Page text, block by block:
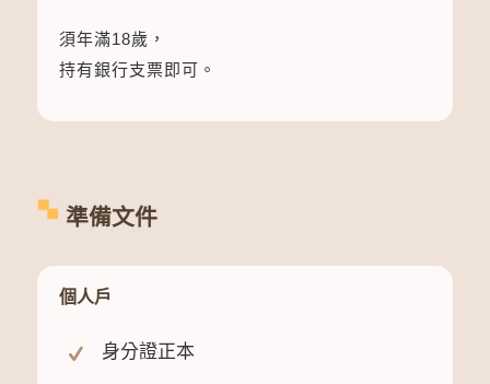
須年滿18歲，
持有銀行支票即可。
準備文件
個人戶
身分證正本